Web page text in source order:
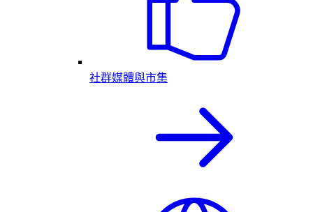
社群媒體與市集